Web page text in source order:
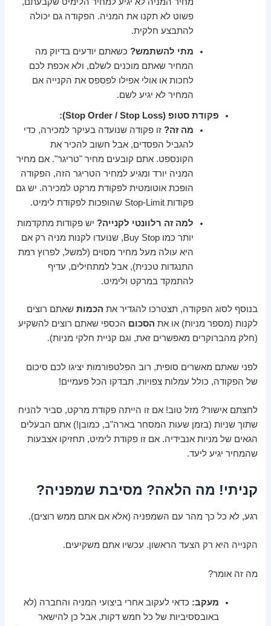
מחיר המניה לא יגיע למחיר הלימיט שקבעתם,
פשוט לא תקנו את המניה. הפקודה גם יכולה
להתבצע חלקית.
מתי להשתמש? כשאתם יודעים בדיוק מה
המחיר שאתם מוכנים לשלם, ולא אכפת לכם
לחכות או אולי אפילו לפספס את הקנייה אם
המחיר לא יגיע לשם.
פקודת סטופ (Stop Order / Stop Loss):
מה זה? זו פקודה שנועדה בעיקר למכירה, כדי
להגביל הפסדים, אבל חשוב להכיר את
הקונספט. אתם קובעים מחיר "טריגר". אם מחיר
המניה יורד ומגיע למחיר הטריגר הזה, הפקודה
הופכת אוטומטית לפקודת מרקט למכירה. יש גם
פקודות Stop-Limit שהופכות לפקודת לימיט.
למה זה רלוונטי לקנייה? יש פקודות מתקדמות
יותר כמו Buy Stop, שנועדו לקנות מניה רק אם
היא עולה מעל מחיר מסוים (למשל, לפרוץ רמת
התנגדות טכנית), אבל למתחילים, עדיף
להתמקד במרקט ולימיט.
בנוסף לסוג הפקודה, תצטרכו להגדיר את הכמות שאתם רוצים
לקנות (מספר מניות) או את הסכום הכספי שאתם רוצים להשקיע
(חלק מהברוקרים מאפשרים זאת, וגם קניית חלקי מניות).
לפני שאתם מאשרים סופית, רוב הפלטפורמות יציגו לכם סיכום
של הפקודה, כולל עמלות צפויות. תבדקו הכל פעמיים!
לחצתם אישור? מזל טוב! אם זו הייתה פקודת מרקט, סביר להניח
שתוך שניות (בזמן שעות המסחר בארה"ב, כמובן!) אתם הבעלים
הגאים של מניות אנבידיה. אם זו פקודת לימיט, תחזיקו אצבעות
שהמחיר יגיע ליעד.
קניתי! מה הלאה? מסיבת שמפניה?
רגע, לא כל כך מהר עם השמפניה (אלא אם אתם ממש רוצים).
הקנייה היא רק הצעד הראשון. עכשיו אתם משקיעים.
מה זה אומר?
מעקב: כדאי לעקוב אחרי ביצועי המניה והחברה (לא
באובססיביות של כל חמש דקות, אבל כן להישאר